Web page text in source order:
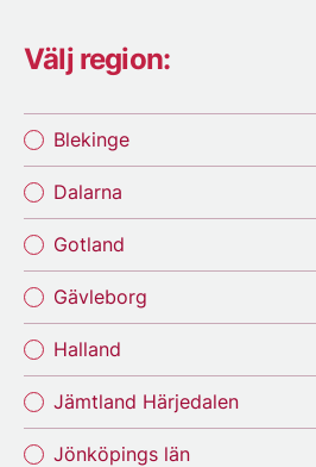
Välj region:
Blekinge
Dalarna
Gotland
Gävleborg
Halland
Jämtland Härjedalen
Jönköpings län